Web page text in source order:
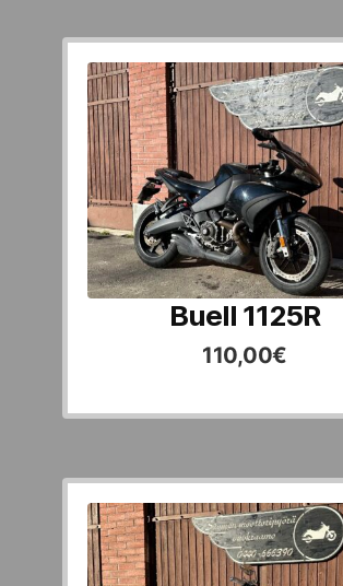
Buell 1125R
110,00€